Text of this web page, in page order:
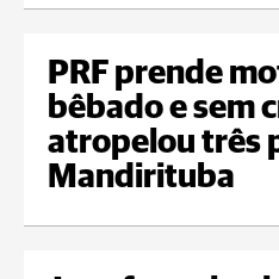
PRF prende
bêbado e sem
atropelou três
Mandirituba